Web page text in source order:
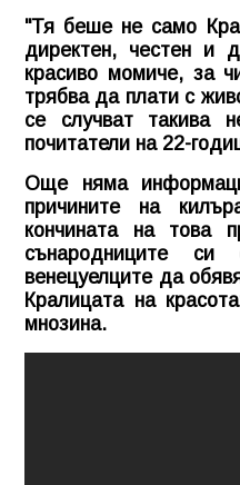
"Тя беше не само
директен, честен и
красиво момиче, за
трябва да плати с
се случват такива
почитатели на 22-
Още няма
причините на
кончината на това
сънародниците
венецуелците да
Кралицата на
мнозина.